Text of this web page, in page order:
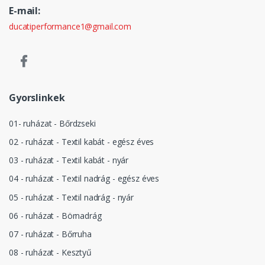
E-mail:
ducatiperformance1@gmail.com
Gyorslinkek
01- ruházat - Bőrdzseki
02 - ruházat - Textil kabát - egész éves
03 - ruházat - Textil kabát - nyár
04 - ruházat - Textil nadrág - egész éves
05 - ruházat - Textil nadrág - nyár
06 - ruházat - Börnadrág
07 - ruházat - Bőrruha
08 - ruházat - Kesztyű